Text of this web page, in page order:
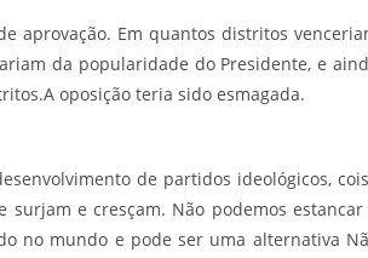
aprovação. Em quantos distritos
da popularidade do Presidente, e
oposição teria sido esmagada.
de partidos ideológicos,
e cresçam. Não podemos estancar
no mundo e pode ser uma alternativa